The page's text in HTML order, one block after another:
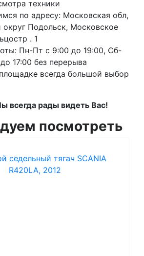
техники
по адресу: Московская обл,
округ Подольск, Московское
. 1
Пн-Пт с 9:00 до 19:00, Сб-
17:00 без перерыва
всегда большой выбор
всегда рады видеть Вас!
посмотреть